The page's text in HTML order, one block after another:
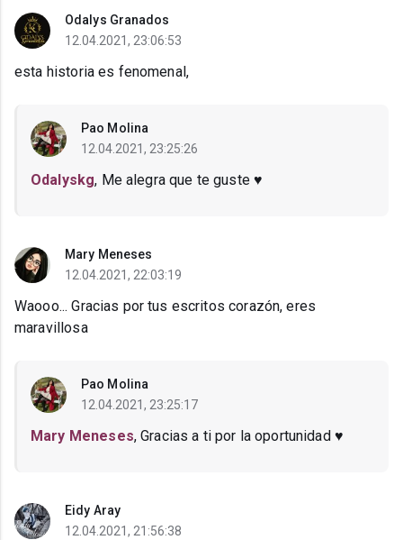
Odalys Granados
12.04.2021, 23:06:53
esta historia es fenomenal,
Pao Molina
12.04.2021, 23:25:26
Odalyskg, Me alegra que te guste ♥
Mary Meneses
12.04.2021, 22:03:19
Waooo... Gracias por tus escritos corazón, eres
maravillosa
Pao Molina
12.04.2021, 23:25:17
Mary Meneses, Gracias a ti por la oportunidad ♥
Eidy Aray
12.04.2021, 21:56:38